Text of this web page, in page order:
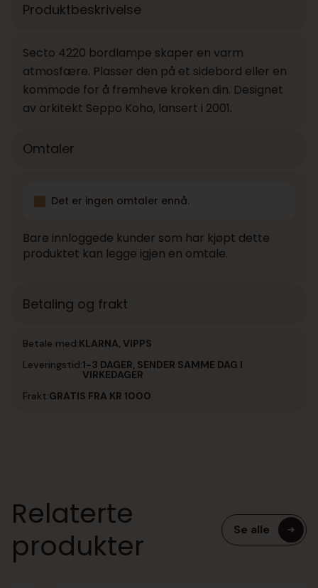
Produktbeskrivelse
Secto 4220 bordlampe skaper en varm
atmosfære. Plasser den på et sidebord eller en
kommode for å fremheve kroken din. Designet
av arkitekt Seppo Koho, lansert i 2001.
Omtaler
Det er ingen omtaler ennå.
Bare innloggede kunder som har kjøpt dette
produktet kan legge igjen en omtale.
Betaling og frakt
Betale med:KLARNA, VIPPS
Leveringstid:1-3 DAGER, SENDER SAMME DAG I
VIRKEDAGER
Frakt:GRATIS FRA KR 1000
Relaterte
produkter
Se alle